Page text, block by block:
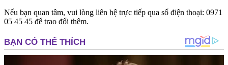
Nếu bạn quan tâm, vui lòng liên hệ trực tiếp qua số điện thoại: 0971
05 45 45 để trao đổi thêm.